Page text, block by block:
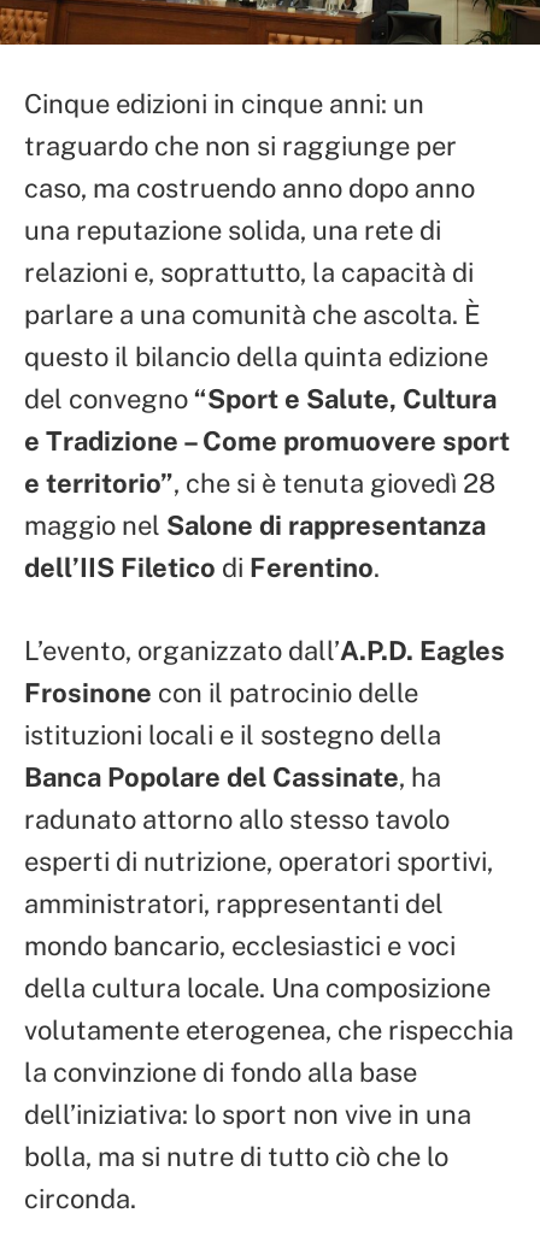
Cinque edizioni in cinque anni: un
traguardo che non si raggiunge per
caso, ma costruendo anno dopo anno
una reputazione solida, una rete di
relazioni e, soprattutto, la capacità di
parlare a una comunità che ascolta. È
questo il bilancio della quinta edizione
del convegno“Sport e Salute, Cultura
e Tradizione – Come promuovere sport
e territorio”, che si è tenuta giovedì 28
maggio nel Salone di rappresentanza
dell’IIS Filetico di Ferentino.
L’evento, organizzato dall’A.P.D. Eagles
Frosinone con il patrocinio delle
istituzioni locali e il sostegno della
Banca Popolare del Cassinate, ha
radunato attorno allo stesso tavolo
esperti di nutrizione, operatori sportivi,
amministratori, rappresentanti del
mondo bancario, ecclesiastici e voci
della cultura locale. Una composizione
volutamente eterogenea, che rispecchia
la convinzione di fondo alla base
dell’iniziativa: lo sport non vive in una
bolla, ma si nutre di tutto ciò che lo
circonda.